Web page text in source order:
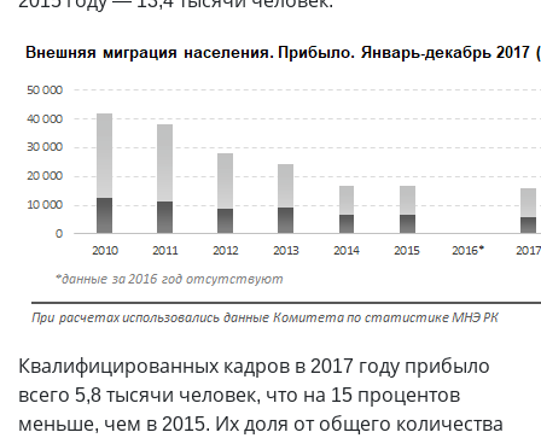
Квалифицированных кадров в 2017 году прибыло
всего 5,8 тысячи человек, что на 15 процентов
меньше, чем в 2015. Их доля от общего количества